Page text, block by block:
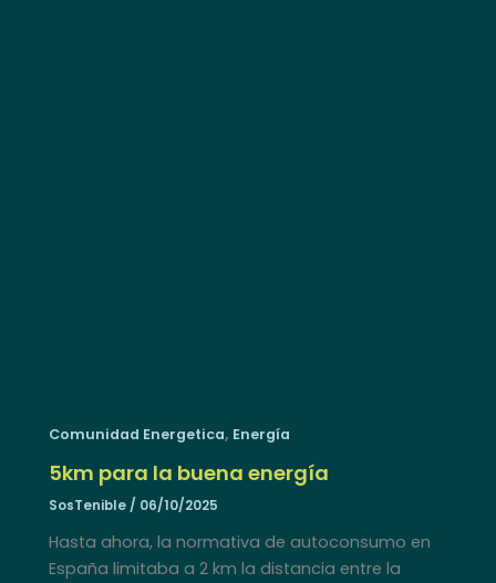
Comunidad Energetica, Energía
5km para la buena energía
SosTenible/ 06/10/2025
Hasta ahora, la normativa de autoconsumo en
España limitaba a 2 km la distancia entre la